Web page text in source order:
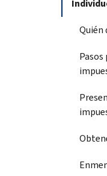
Quién